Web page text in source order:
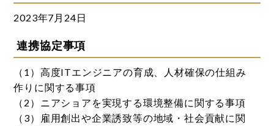
2023年7月24日
連携協定事項
（1）高度ITエンジニアの育成、人材確保の仕組み
作りに関する事項
（2）ニアショアを実現する環境整備に関する事項
（3）雇用創出や企業誘致等の地域・社会貢献に関